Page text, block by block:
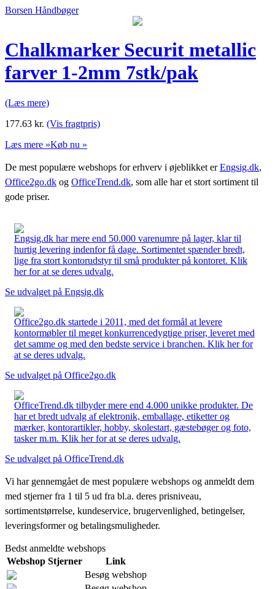
Borsen Håndbøger
Chalkmarker Securit metallic
farver 1-2mm 7stk/pak
(Læs mere)
177.63 kr. (Vis fragtpris)
Læs mere »Køb nu »
De mest populære webshops for erhverv i øjeblikket erEngsig.dk,
Office2go.dk og OfficeTrend.dk, som alle har et stort sortiment til
gode priser.
Engsig.dk har mere end 50.000 varenumre på lager, klar til
hurtig levering indenfor få dage. Sortimentet spænder bredt,
lige fra stort kontorudstyr til små produkter på kontoret. Klik
her for at se deres udvalg.
Se udvalget på Engsig.dk
Office2go.dk startede i 2011, med det formål at levere
kontormøbler til meget konkurrencedygtige priser, leveret med
det samme og med den bedste service i branchen. Klik her for
at se deres udvalg.
Se udvalget på Office2go.dk
OfficeTrend.dk tilbyder mere end 4.000 unikke produkter. De
har et bredt udvalg af elektronik, emballage, etiketter og
mærker, kontorartikler, hobby, skolestart, gæstebøger og foto,
tasker m.m. Klik her for at se deres udvalg.
Se udvalget på OfficeTrend.dk
Vi har gennemgået de mest populære webshops og anmeldt dem
med stjerner fra 1 til 5 ud fra bl.a. deres prisniveau,
sortimentstørrelse, kundeservice, brugervenlighed, betingelser,
leveringsformer og betalingsmuligheder.
Bedst anmeldte webshops
Webshop Stjerner
Link
Besøg webshop